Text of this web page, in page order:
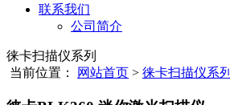
联系我们
公司简介
徕卡扫描仪系列
当前位置：
网站首页 > 徕卡扫描仪系列